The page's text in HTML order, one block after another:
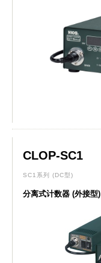
CLOP-SC1
SC1系列 (DC型)
分离式计数器 (外接型)